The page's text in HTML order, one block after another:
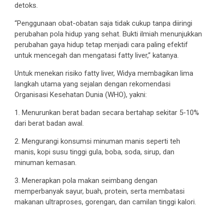
detoks.
“Penggunaan obat-obatan saja tidak cukup tanpa diiringi
perubahan pola hidup yang sehat. Bukti ilmiah menunjukkan
perubahan gaya hidup tetap menjadi cara paling efektif
untuk mencegah dan mengatasi fatty liver,” katanya.
Untuk menekan risiko fatty liver, Widya membagikan lima
langkah utama yang sejalan dengan rekomendasi
Organisasi Kesehatan Dunia (WHO), yakni:
1. Menurunkan berat badan secara bertahap sekitar 5-10%
dari berat badan awal.
2. Mengurangi konsumsi minuman manis seperti teh
manis, kopi susu tinggi gula, boba, soda, sirup, dan
minuman kemasan.
3. Menerapkan pola makan seimbang dengan
memperbanyak sayur, buah, protein, serta membatasi
makanan ultraproses, gorengan, dan camilan tinggi kalori.